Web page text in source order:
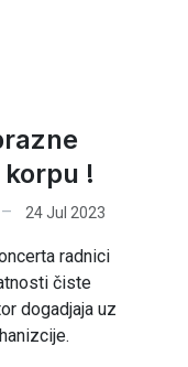
!
24 Jul 2023
radnici
čiste
dogadjaja uz